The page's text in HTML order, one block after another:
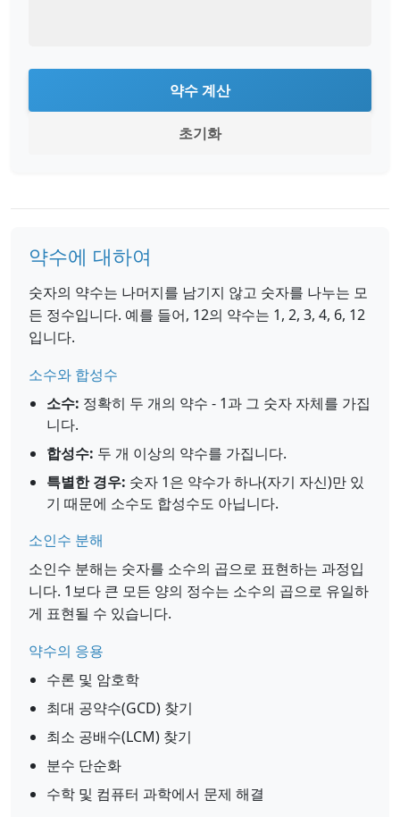
약수 계산
초기화
약수에 대하여
숫자의 약수는 나머지를 남기지 않고 숫자를 나누는 모
든 정수입니다. 예를 들어, 12의 약수는 1, 2, 3, 4, 6, 12
입니다.
소수와 합성수
소수: 정확히 두 개의 약수 - 1과 그 숫자 자체를 가집
니다.
합성수: 두 개 이상의 약수를 가집니다.
특별한 경우: 숫자 1은 약수가 하나(자기 자신)만 있
기 때문에 소수도 합성수도 아닙니다.
소인수 분해
소인수 분해는 숫자를 소수의 곱으로 표현하는 과정입
니다. 1보다 큰 모든 양의 정수는 소수의 곱으로 유일하
게 표현될 수 있습니다.
약수의 응용
수론 및 암호학
최대 공약수(GCD) 찾기
최소 공배수(LCM) 찾기
분수 단순화
수학 및 컴퓨터 과학에서 문제 해결